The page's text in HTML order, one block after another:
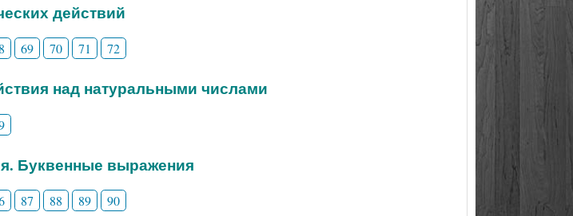
действий
69 70 71 72
над натуральными числами
Буквенные выражения
87 88 89 90